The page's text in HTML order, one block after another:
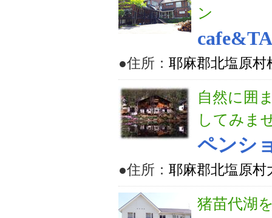
ン
●住所： 耶麻郡北塩原村
自然に囲
してみま
ペンシ
●住所： 耶麻郡北塩原村
猪苗代湖